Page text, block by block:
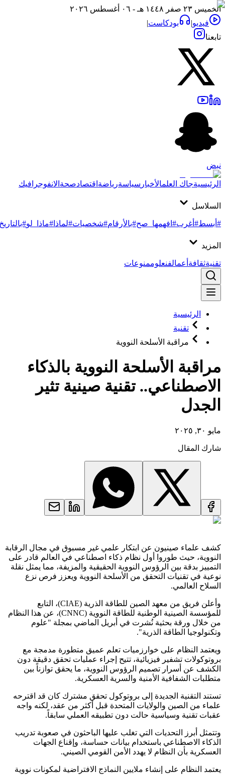
الخميس ٢٣ صفر ١٤٤٨ هـ - ٠٦ أغسطس ٢٠٢٦
فيديو| بودكاست|
تابعنا
نبض
الرئيسيةجاك العلمالأخبار سياسةرياضةاقتصادصحةالانفوجرافيك
السلاسل
#أبسط#أغرب#افهمها_صح#بالأرقام#شخصيات#لماذا #ماذا_لو#بالتاريخ
المزيد
تقنيةثقافةأعمالفنعلوممنوعات
الرئيسية
تقنية
مراقبة الأسلحة النووية
مراقبة الأسلحة النووية بالذكاء
الاصطناعي.. تقنية صينية تثير
الجدل
مايو ٣٠, ٢٠٢٥
شارك المقال
كشف علماء صينيون عن ابتكار علمي غير مسبوق في مجال الرقابة
النووية، حيث طوروا أول نظام ذكاء اصطناعي في العالم قادر على
التمييز بدقة بين الرؤوس النووية الحقيقية والمزيفة، مما يمثل نقلة
نوعية في تقنيات التحقق من الأسلحة النووية ويعزز فرص نزع
السلاح العالمي.
وأعلن فريق من معهد الصين للطاقة الذرية (CIAE)، التابع
للمؤسسة الصينية الوطنية للطاقة النووية (CNNC)، عن هذا النظام
من خلال ورقة بحثية نُشرت في أبريل الماضي بمجلة "علوم
وتكنولوجيا الطاقة الذرية".
ويعتمد النظام على خوارزميات تعلم عميق متطورة مدمجة مع
بروتوكولات تشفير فيزيائية، تتيح إجراء عمليات تحقق دقيقة دون
الكشف عن أسرار تصميم الرؤوس النووية، ما يحقق توازناً بين
متطلبات الشفافية الأمنية والسرية العسكرية.
تستند التقنية الجديدة إلى بروتوكول تحقق مشترك كان قد اقترحه
علماء من الصين والولايات المتحدة قبل أكثر من عقد، لكنه واجه
عقبات تقنية وسياسية حالت دون تطبيقه العملي سابقاً.
وتتمثل أبرز التحديات التي تغلب عليها الباحثون في صعوبة تدريب
الذكاء الاصطناعي باستخدام بيانات حساسة، وإقناع الجهات
العسكرية بأن النظام لا يهدد الأمن القومي الصيني.
يعتمد النظام على إنشاء ملايين النماذج الافتراضية لمكونات نووية